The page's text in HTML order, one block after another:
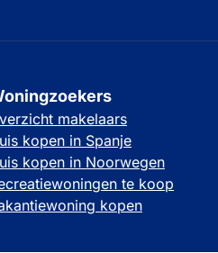
makelaars
kopen in Spanje
kopen in Noorwegen
te koop
kopen